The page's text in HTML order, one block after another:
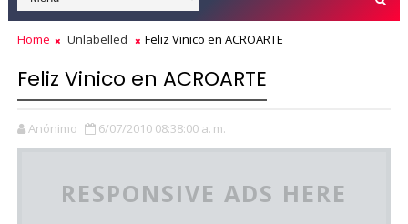
Home Unlabelled Feliz Vinico en ACROARTE
Feliz Vinico en ACROARTE
Anónimo 6/07/2010 08:38:00 a. m.
RESPONSIVE ADS HERE